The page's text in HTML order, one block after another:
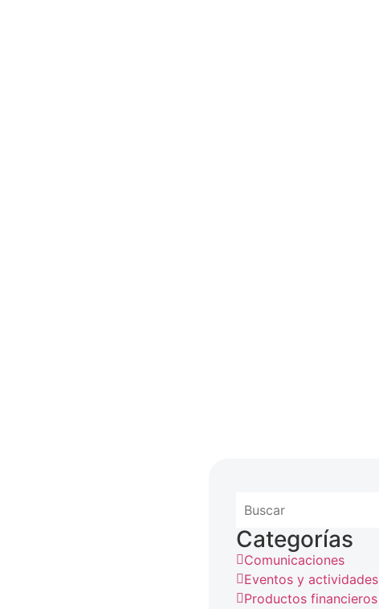
Categorías
Comunicaciones
Eventos y actividades
Productos financieros